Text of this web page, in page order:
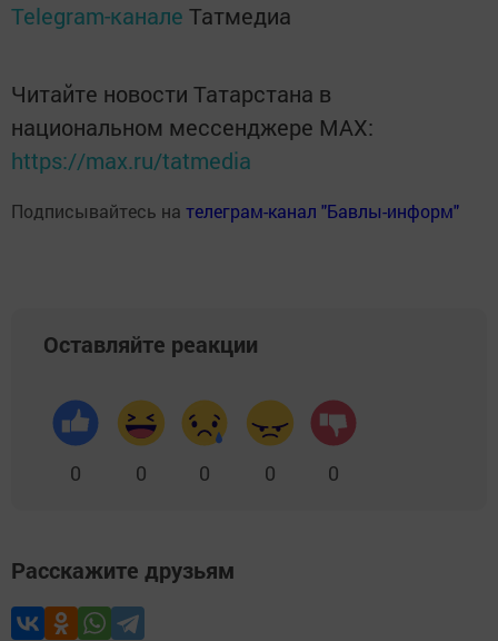
Telegram-канале Татмедиа
Читайте новости Татарстана в
национальном мессенджере MАХ:
https://max.ru/tatmedia
Подписывайтесь на телеграм-канал "Бавлы-информ"
Оставляйте реакции
0 0 0 0 0
Расскажите друзьям